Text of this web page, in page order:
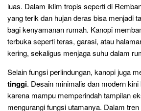
luas. Dalam iklim tropis seperti di
yang terik dan hujan deras bisa menjadi
bagi kenyamanan rumah. Kanopi
terbuka seperti teras, garasi, atau
kering, sekaligus menjaga suhu dalam
Selain fungsi perlindungan, kanopi juga
tinggi. Desain minimalis dan modern
karena mampu memperindah tampilan
mengurangi fungsi utamanya. Dalam